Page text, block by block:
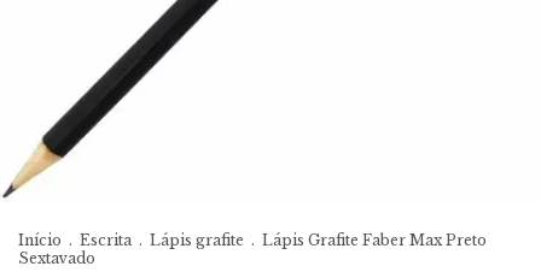
Início . Escrita . Lápis grafite . Lápis Grafite Faber Max Preto
Sextavado